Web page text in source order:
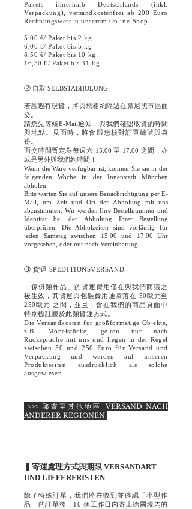
Pakets innerhalb Deutschlands (inkl.
Verpackung), versandkostenfrei ab 200 Euro
Rechnungswert in unserem Online-Shop:
5,00 €/ Paket bis 2 kg
6,00 €/ Paket bis 5 kg
8,50 €/ Paket bis 10 kg
16,50 €/ Paket bis 31 kg
② 自取 SELBSTABHOLUNG
若當週有現貨，將與您相約隔週在慕尼黑市區面
交。
請您先等候E-Mail通知，與我們確認取貨的時間
與地點。見面時，將會跟您核對訂單編號與身
份。
面交時間暫定為每週六 15:00 至 17:00 之間，亦
或是另外與我們約時間！
Wenn die Ware verfügbar ist, können Sie sie in der
folgenden Woche in der Innenstadt München
abholen.
Bitte warten Sie auf unsere Benachrichtigung per E-
Mail, um Zeit und Ort der Abholung mit uns
abzustimmen. Wir werden Ihre Bestellnummer und
Identität bei der Abholung Ihrer Bestellung
überprüfen. Die Abholzeiten sind vorläufig für
jeden Samstag zwischen 15:00 und 17:00 Uhr
vorgesehen, oder nur nach Vereinbarung.
③ 貨運 SPEDITIONSVERSAND
「傢俱類作品」的貨運費用僅在與我們商議之
後生效，其貨運與包裝費用通常落在 50歐元至
250歐元 之間，並且，會在我們的商品頁面中
特別標註屬於此類貨運方式。
Die Versandkosten für großformatige Objekte,
z.B. Möbelstücke, gelten nur nach
Rücksprache mit uns und liegen in der Regel
zwischen 50 und 250 Euro für Versand und
Verpackung und werden auf unseren
Produktseiten ausdrücklich als solche
ausgewiesen.
>>> 郵寄至其他地區 VERSAND NACH
ANDERER REGIONEN
▍寄運處理方式與期限 VERSANDART
UND LIEFERFRISTEN
除了特殊訂單，我們將在收到並確認「小型作
品」的訂單後，10 個工作日內寄出德國境內的